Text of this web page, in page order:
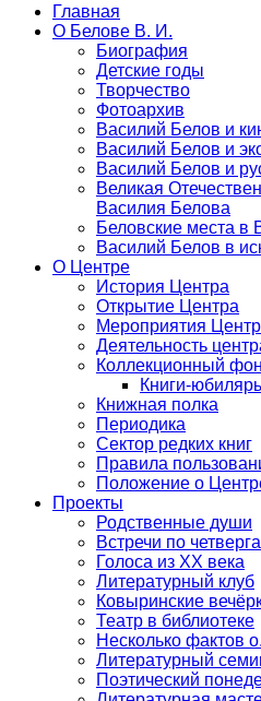
Главная
О Белове В. И.
Биография
Детские годы
Творчество
Фотоархив
Василий Белов и
Василий Белов и
Василий Белов и
Великая
Василия Белова
Беловские места в
Василий Белов в
О Центре
История Центра
Открытие Центра
Мероприятия
Деятельность
Коллекционный
Книги-
Книжная полка
Периодика
Сектор редких книг
Правила
Положение о
Проекты
Родственные души
Встречи по
Голоса из ХХ века
Литературный клуб
Ковыринские
Театр в библиотеке
Несколько фактов
Литературный
Поэтический